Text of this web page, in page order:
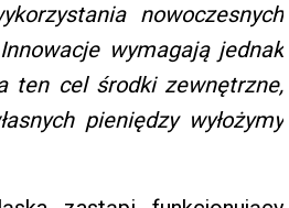
nowoczesnych
Innowacje wymagają jednak
ten cel środki zewnętrzne,
pieniędzy wyłożymy